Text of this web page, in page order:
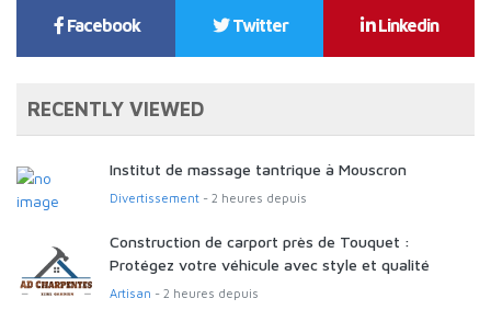
Facebook Twitter Linkedin
RECENTLY VIEWED
Institut de massage tantrique à Mouscron
Divertissement- 2 heures depuis
Construction de carport près de Touquet :
Protégez votre véhicule avec style et qualité
Artisan - 2 heures depuis